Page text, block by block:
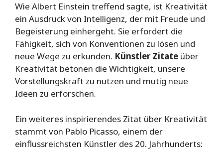
Wie Albert Einstein treffend sagte, ist Kreativität
ein Ausdruck von Intelligenz, der mit Freude und
Begeisterung einhergeht. Sie erfordert die
Fähigkeit, sich von Konventionen zu lösen und
neue Wege zu erkunden. Künstler Zitate über
Kreativität betonen die Wichtigkeit, unsere
Vorstellungskraft zu nutzen und mutig neue
Ideen zu erforschen.
Ein weiteres inspirierendes Zitat über Kreativität
stammt von Pablo Picasso, einem der
einflussreichsten Künstler des 20. Jahrhunderts: